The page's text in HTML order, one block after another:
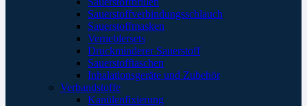
Sauerstoffverbindungsschlauch
Sauerstoffmasken
Verneblersets
Druckminderer Sauerstoff
Sauerstofftaschen
Inhalationsgeräte und Zubehör
Verbandstoffe
Kanülenfixierung